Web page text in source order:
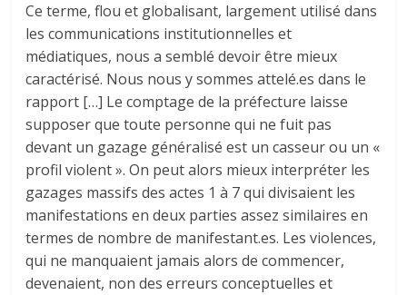
Ce terme, flou et globalisant, largement utilisé dans
les communications institutionnelles et
médiatiques, nous a semblé devoir être mieux
caractérisé. Nous nous y sommes attelé.es dans le
rapport […] Le comptage de la préfecture laisse
supposer que toute personne qui ne fuit pas
devant un gazage généralisé est un casseur ou un «
profil violent ». On peut alors mieux interpréter les
gazages massifs des actes 1 à 7 qui divisaient les
manifestations en deux parties assez similaires en
termes de nombre de manifestant.es. Les violences,
qui ne manquaient jamais alors de commencer,
devenaient, non des erreurs conceptuelles et